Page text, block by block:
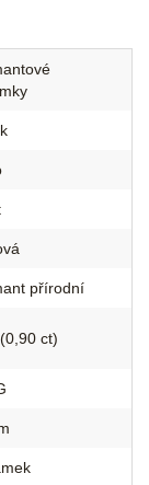
přírodní
ct)